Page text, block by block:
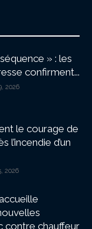
» : les
confirment...
2026
le courage de
l’incendie d’un
2026
contre chauffeur